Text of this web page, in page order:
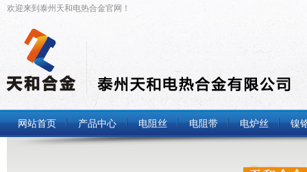
欢迎来到泰州天和电热合金官网！
网站首页 产品中心 电阻丝 电阻带 电炉丝 镍